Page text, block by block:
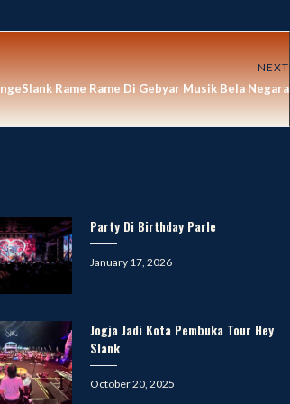
NEXT
ngeSlank Rame Rame Di Gebyar Musik Bela Negara
Party Di Birthday Parle
Posted
January 17, 2026
Jogja Jadi Kota Pembuka Tour Hey
Slank
Posted
October 20, 2025